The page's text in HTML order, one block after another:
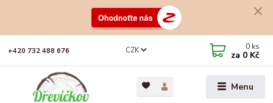
Menu
CZK
+420 732 488 676 0 ks
za 0 Kč